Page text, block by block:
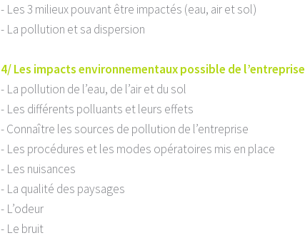
- Les 3 milieux pouvant être impactés (eau, air et sol)
- La pollution et sa dispersion
4/ Les impacts environnementaux possible de l’entreprise
- La pollution de l’eau, de l’air et du sol
- Les différents polluants et leurs effets
- Connaître les sources de pollution de l’entreprise
- Les procédures et les modes opératoires mis en place
- Les nuisances
- La qualité des paysages
- L’odeur
- Le bruit